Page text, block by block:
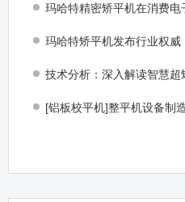
玛哈特精密矫平机在消费
玛哈特矫平机发布行业权威
技术分析：深入解读智慧超
[铝板校平机]整平机设备制